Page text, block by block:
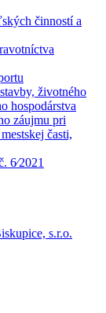
činností a
životného
hospodárstva
záujmu pri
časti,
6⁄2021
s.r.o.